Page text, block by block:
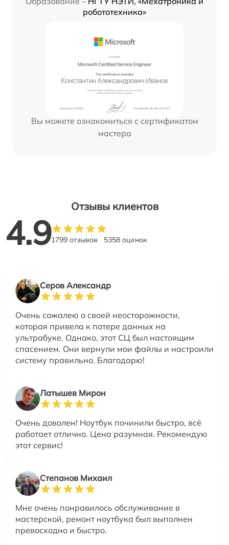
робототехника»
Вы можете ознакомиться с сертификатом
мастера
Отзывы клиентов
4.91799 отзывов 5358 оценок
Серов Александр
Очень сожалею о своей неосторожности,
которая привела к потере данных на
ультрабуке. Однако, этот СЦ был настоящим
спасением. Они вернули мои файлы и настроили
систему правильно. Благодарю!
Латышев Мирон
Очень доволен! Ноутбук починили быстро, всё
работает отлично. Цена разумная. Рекомендую
этот сервис!
Степанов Михаил
Мне очень понравилось обслуживание в
мастерской, ремонт ноутбука был выполнен
превосходно и быстро.